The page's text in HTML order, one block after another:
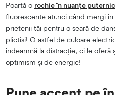
Poartă o rochie în nuanțe
fluorescente atunci când mergi
prietenii tăi pentru o seară de
plictisi! O astfel de culoare
îndeamnă la distracție, ci le oferă
optimism și de energie!